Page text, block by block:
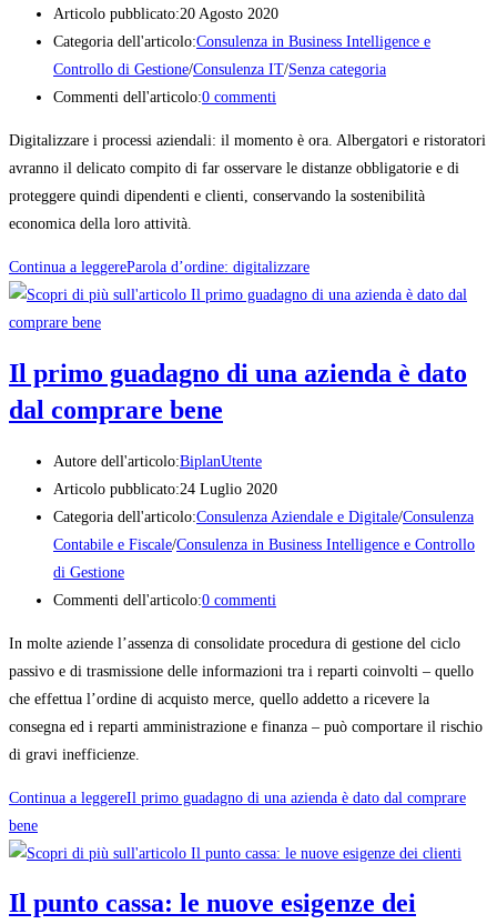
Articolo pubblicato:20 Agosto 2020
Categoria dell'articolo:Consulenza in Business Intelligence e
Controllo di Gestione/Consulenza IT/Senza categoria
Commenti dell'articolo:0 commenti
Digitalizzare i processi aziendali: il momento è ora. Albergatori e ristoratori
avranno il delicato compito di far osservare le distanze obbligatorie e di
proteggere quindi dipendenti e clienti, conservando la sostenibilità
economica della loro attività.
Continua a leggereParola d’ordine: digitalizzare
Il primo guadagno di una azienda è dato
dal comprare bene
Autore dell'articolo:BiplanUtente
Articolo pubblicato:24 Luglio 2020
Categoria dell'articolo:Consulenza Aziendale e Digitale/Consulenza
Contabile e Fiscale/Consulenza in Business Intelligence e Controllo
di Gestione
Commenti dell'articolo:0 commenti
In molte aziende l’assenza di consolidate procedura di gestione del ciclo
passivo e di trasmissione delle informazioni tra i reparti coinvolti – quello
che effettua l’ordine di acquisto merce, quello addetto a ricevere la
consegna ed i reparti amministrazione e finanza – può comportare il rischio
di gravi inefficienze.
Continua a leggereIl primo guadagno di una azienda è dato dal comprare
bene
Il punto cassa: le nuove esigenze dei